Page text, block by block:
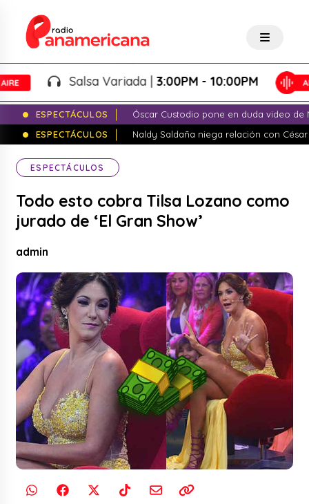
Salsa Variada |3:00PM - 10:00PM
ESPECTÁCULOS
Óscar Custodio pone en duda video de
ESPECTÁCULOS
Naldy Saldaña niega relación con
ESPECTÁCULOS
Todo esto cobra Tilsa Lozano como
jurado de ‘El Gran Show’
admin